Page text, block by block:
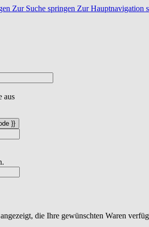
Zur Suche springen Zur Hauptnavigation
aus
}}
die Ihre gewünschten Waren